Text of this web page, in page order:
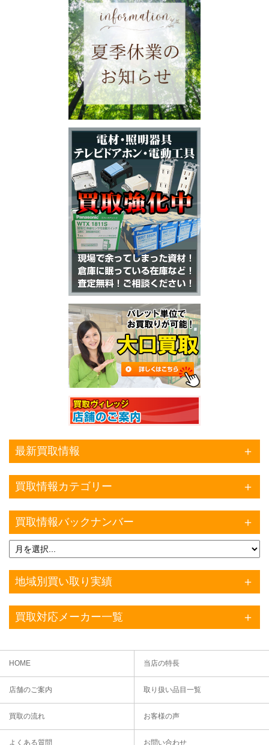
最新買取情報
買取情報カテゴリー
買取情報バックナンバー
地域別買い取り実績
買取対応メーカー一覧
HOME 当店の特長
店舗のご案内 取り扱い品目一覧
買取の流れ お客様の声
よくある質問 お問い合わせ